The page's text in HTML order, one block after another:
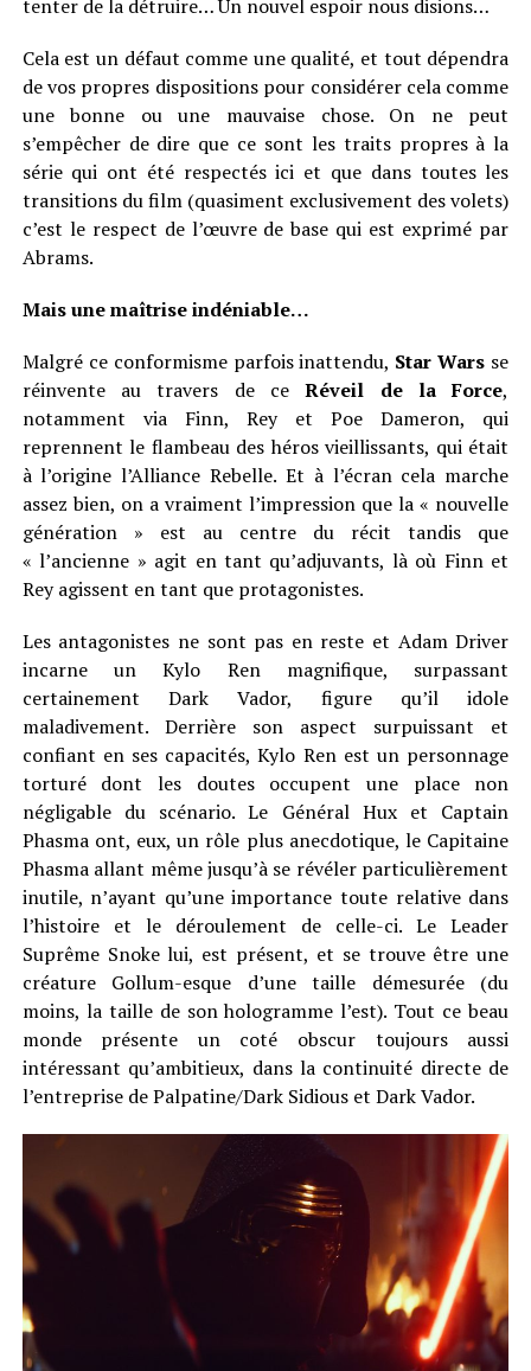
tenter de la détruire… Un nouvel espoir nous disions…
Cela est un défaut comme une qualité, et tout dépendra
de vos propres dispositions pour considérer cela comme
une bonne ou une mauvaise chose. On ne peut
s’empêcher de dire que ce sont les traits propres à la
série qui ont été respectés ici et que dans toutes les
transitions du film (quasiment exclusivement des volets)
c’est le respect de l’œuvre de base qui est exprimé par
Abrams.
Mais une maîtrise indéniable…
Malgré ce conformisme parfois inattendu, Star Wars se
réinvente au travers de ceRéveil de la Force,
notamment via Finn, Rey et Poe Dameron, qui
reprennent le flambeau des héros vieillissants, qui était
à l’origine l’Alliance Rebelle. Et à l’écran cela marche
assez bien, on a vraiment l’impression que la « nouvelle
génération » est au centre du récit tandis que
« l’ancienne » agit en tant qu’adjuvants, là où Finn et
Rey agissent en tant que protagonistes.
Les antagonistes ne sont pas en reste et Adam Driver
incarne un Kylo Ren magnifique, surpassant
certainement Dark Vador, figure qu’il idole
maladivement. Derrière son aspect surpuissant et
confiant en ses capacités, Kylo Ren est un personnage
torturé dont les doutes occupent une place non
négligable du scénario. Le Général Hux et Captain
Phasma ont, eux, un rôle plus anecdotique, le Capitaine
Phasma allant même jusqu’à se révéler particulièrement
inutile, n’ayant qu’une importance toute relative dans
l’histoire et le déroulement de celle-ci. Le Leader
Suprême Snoke lui, est présent, et se trouve être une
créature Gollum-esque d’une taille démesurée (du
moins, la taille de son hologramme l’est). Tout ce beau
monde présente un coté obscur toujours aussi
intéressant qu’ambitieux, dans la continuité directe de
l’entreprise de Palpatine/Dark Sidious et Dark Vador.